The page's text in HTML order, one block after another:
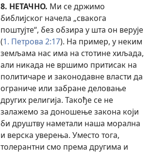
8. НЕТАЧНО. Ми се држимо
библијског начела „свакога
поштујте“, без обзира у шта он верује
(1. Петрова 2:17). На пример, у неким
земљама нас има на стотине хиљада,
али никада не вршимо притисак на
политичаре и законодавне власти да
ограниче или забране деловање
других религија. Такође се не
залажемо за доношење закона који
би друштву наметали наша морална
и верска уверења. Уместо тога,
толерантни смо према другима и